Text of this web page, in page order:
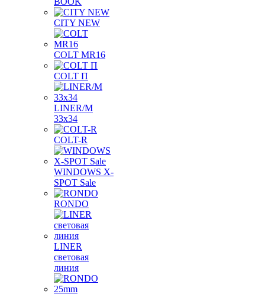
CITY NEW
COLT MR16
COLT П
LINER/М
33х34
COLT-R
WINDOWS X-
SPOT Sale
RONDO
LINER
световая
линия